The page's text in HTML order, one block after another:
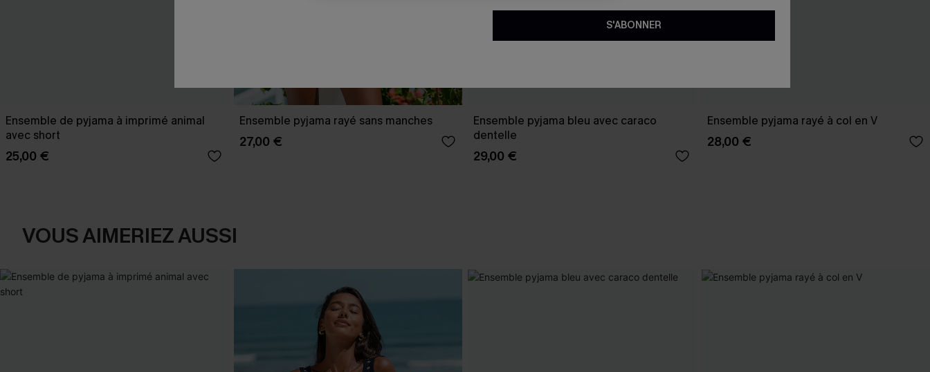
Ensemble de pyjama à imprimé animal
avec short
25,00 €
Ensemble pyjama rayé sans manches
27,00 €
Ensemble pyjama bleu avec caraco
dentelle
29,00 €
Ensemble pyjama rayé à col en V
28,00 €
VOUS AIMERIEZ AUSSI
S'ABONNER